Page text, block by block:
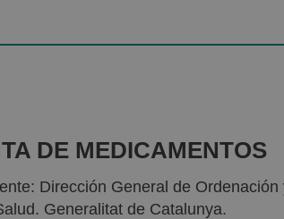
DE MEDICAMENTOS
Dirección General de
Generalitat de Catalunya.